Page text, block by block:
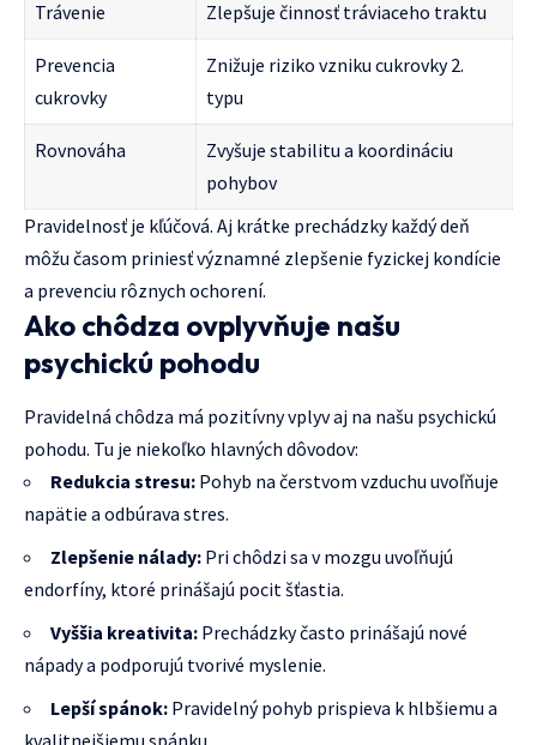
Trávenie Zlepšuje činnosť tráviaceho traktu
Prevencia
cukrovky
Znižuje riziko vzniku cukrovky 2.
typu
Rovnováha
Zvyšuje stabilitu a koordináciu
pohybov
Pravidelnosť je kľúčová. Aj krátke prechádzky každý deň
môžu časom priniesť významné zlepšenie fyzickej kondície
a prevenciu rôznych ochorení.
Ako chôdza ovplyvňuje našu
psychickú pohodu
Pravidelná chôdza má pozitívny vplyv aj na našu psychickú
pohodu. Tu je niekoľko hlavných dôvodov:
Redukcia stresu: Pohyb na čerstvom vzduchu uvoľňuje
napätie a odbúrava stres.
Zlepšenie nálady: Pri chôdzi sa v mozgu uvoľňujú
endorfíny, ktoré prinášajú pocit šťastia.
Vyššia kreativita: Prechádzky často prinášajú nové
nápady a podporujú tvorivé myslenie.
Lepší spánok: Pravidelný pohyb prispieva k hlbšiemu a